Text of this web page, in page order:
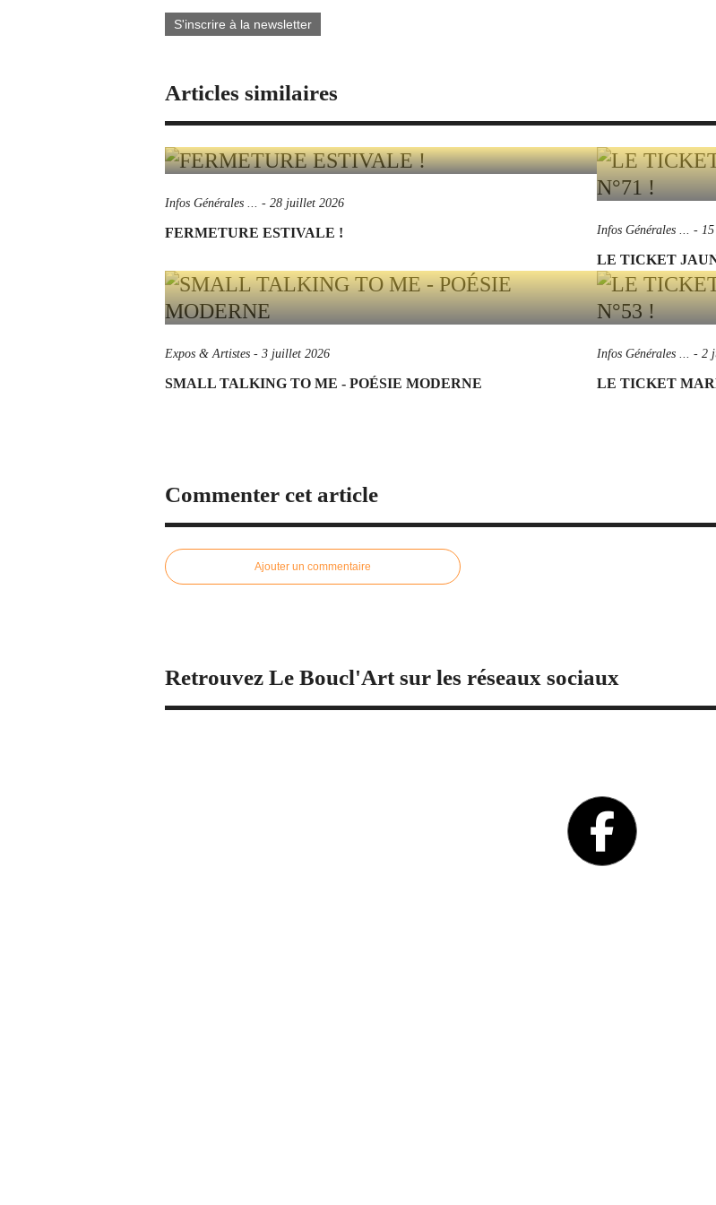
S'inscrire à la newsletter
Articles similaires
Infos Générales ... - 28 juillet 2026
FERMETURE ESTIVALE ! Infos Générales ... -
LE TICKET
Expos & Artistes - 3 juillet 2026
SMALL TALKING TO ME - POÉSIE MODERNE
Infos Générales ... - 2
LE TICKET
Commenter cet article
Ajouter un commentaire
Retrouvez Le Boucl'Art sur les réseaux sociaux